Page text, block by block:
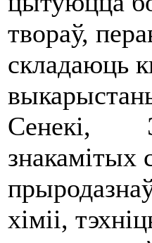
твораў,
складаюць
Сенекі,
знакамітых
хіміі,